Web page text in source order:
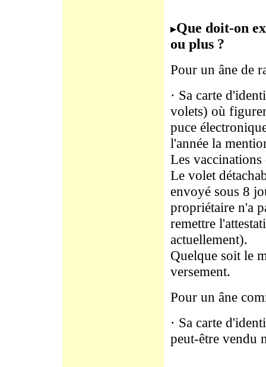
Que doit-on
ou plus ?
Pour un âne de
· Sa carte
volets) où
puce
l'année la
Les
Le volet
envoyé sous 8
propriétaire n'a
remettre
actuellement).
Quelque soit le
versement.
Pour un âne
· Sa carte
peut-être vendu